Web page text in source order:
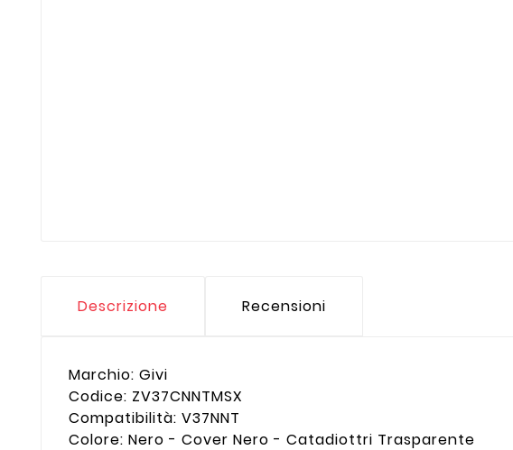
Descrizione Recensioni
Marchio: Givi
Codice: ZV37CNNTMSX
Compatibilità: V37NNT
Colore: Nero - Cover Nero - Catadiottri Trasparente